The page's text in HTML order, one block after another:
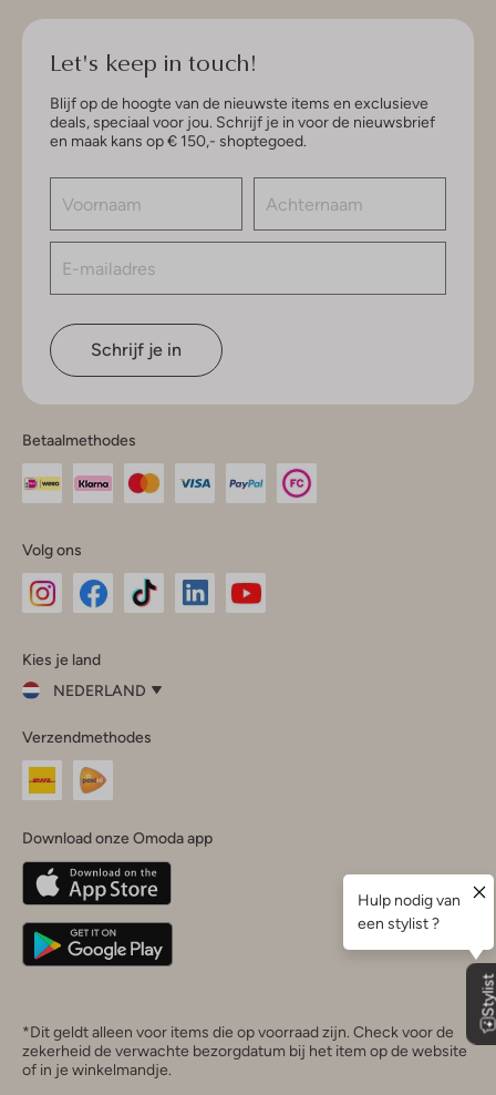
Let's keep in touch!
Blijf op de hoogte van de nieuwste items en exclusieve
deals, speciaal voor jou. Schrijf je in voor de nieuwsbrief
en maak kans op € 150,- shoptegoed.
Schrijf je in
Betaalmethodes
Volg ons
InstagramFacebook
Kies je land
NEDERLAND
je
land
Nederland
Belgique(Français)
Deutschland
Verzendmethodes
Download onze Omoda app
*Dit geldt alleen voor items die op voorraad zijn. Check voor de
zekerheid de verwachte bezorgdatum bij het item op de website
of in je winkelmandje.